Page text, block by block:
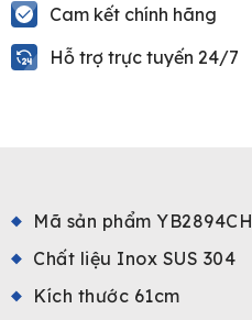
Cam kết chính hãng
Hỗ trợ trực tuyến 24/7
Mã sản phẩm YB2894CH
Chất liệu Inox SUS 304
Kích thước 61cm